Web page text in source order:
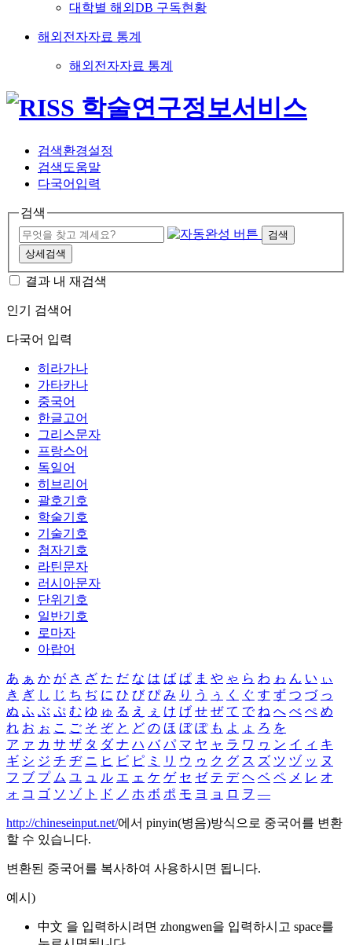
대학별 해외DB 구독현황
해외전자자료 통계
해외전자자료 통계
검색환경설정
검색도움말
다국어입력
검색
검색
상세검색
결과 내 재검색
인기 검색어
다국어 입력
히라가나
가타카나
중국어
한글고어
그리스문자
프랑스어
독일어
히브리어
괄호기호
학술기호
기술기호
첨자기호
라틴문자
러시아문자
단위기호
일반기호
로마자
아랍어
あ ぁ か が さ ざ た だ な は ば ぱ ま や ゃ ら わ ゎ ん い ぃ
き ぎ し じ ち ぢ に ひ び ぴ み り う ぅ く ぐ す ず つ づ っ
ぬ ふ ぶ ぷ む ゆ ゅ る え ぇ け げ せ ぜ て で ね へ べ ぺ め
れ お ぉ こ ご そ ぞ と ど の ほ ぼ ぽ も よ ょ ろ を
ア ァ カ サ ザ タ ダ ナ ハ バ パ マ ヤ ャ ラ ワ ヮ ン イ ィ キ
ギ シ ジ チ ヂ ニ ヒ ビ ピ ミ リ ウ ゥ ク グ ス ズ ツ ヅ ッ ヌ
フ ブ プ ム ユ ュ ル エ ェ ケ ゲ セ ゼ テ デ ヘ ベ ペ メ レ オ
ォ コ ゴ ソ ゾ ト ド ノ ホ ボ ポ モ ヨ ョ ロ ヲ ―
http://chineseinput.net/에서 pinyin(병음)방식으로 중국어를 변환
할 수 있습니다.
변환된 중국어를 복사하여 사용하시면 됩니다.
예시)
中文 을 입력하시려면 zhongwen을 입력하시고 space를